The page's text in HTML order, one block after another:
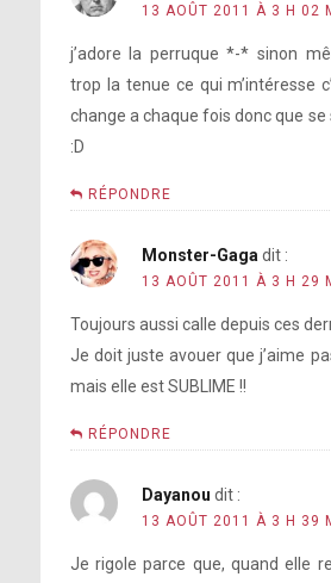
13 AOÛT 2011 À 3 H 02
j’adore la perruque *-* sinon
trop la tenue ce qui m’intéresse
change a chaque fois donc que se
:D
RÉPONDRE
Monster-Gaga dit :
13 AOÛT 2011 À 3 H 29
Toujours aussi calle depuis ces
Je doit juste avouer que j’aime
mais elle est SUBLIME !!
RÉPONDRE
Dayanou dit :
13 AOÛT 2011 À 3 H 39
Je rigole parce que, quand elle